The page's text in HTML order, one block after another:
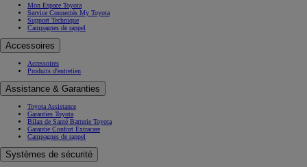
Mon Espace Toyota
Service Connectés My Toyota
Support Technique
Campagnes de rappel
Accessoires
Accessoires
Produits d'entretien
Assistance & Garanties
Toyota Assistance
Garanties Toyota
Bilan de Santé Batterie Toyota
Garantie Confort Extracare
Campagnes de rappel
Systèmes de sécurité